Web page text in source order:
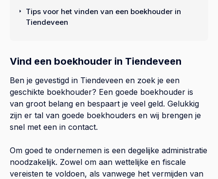
Vind een boekhouder in Tiendeveen
Ben je gevestigd in Tiendeveen en zoek je een
geschikte boekhouder? Een goede boekhouder is
van groot belang en bespaart je veel geld. Gelukkig
zijn er tal van goede boekhouders en wij brengen je
snel met een in contact.
Om goed te ondernemen is een degelijke administratie
noodzakelijk. Zowel om aan wettelijke en fiscale
vereisten te voldoen, als vanwege het vermijden van
Tips voor het vinden van een boekhouder in
Tiendeveen